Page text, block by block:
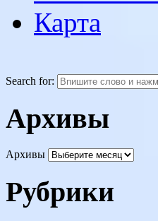
Карта
Search for:
Архивы
Архивы
Рубрики